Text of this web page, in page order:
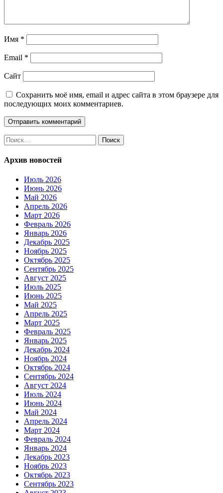
Имя *
Email *
Сайт
Сохранить моё имя, email и адрес сайта в этом браузере для
последующих моих комментариев.
Найти:
Архив новостей
Июль 2026
Июнь 2026
Май 2026
Апрель 2026
Март 2026
Февраль 2026
Январь 2026
Декабрь 2025
Ноябрь 2025
Октябрь 2025
Сентябрь 2025
Август 2025
Июль 2025
Июнь 2025
Май 2025
Апрель 2025
Март 2025
Февраль 2025
Январь 2025
Декабрь 2024
Ноябрь 2024
Октябрь 2024
Сентябрь 2024
Август 2024
Июль 2024
Июнь 2024
Май 2024
Апрель 2024
Март 2024
Февраль 2024
Январь 2024
Декабрь 2023
Ноябрь 2023
Октябрь 2023
Сентябрь 2023